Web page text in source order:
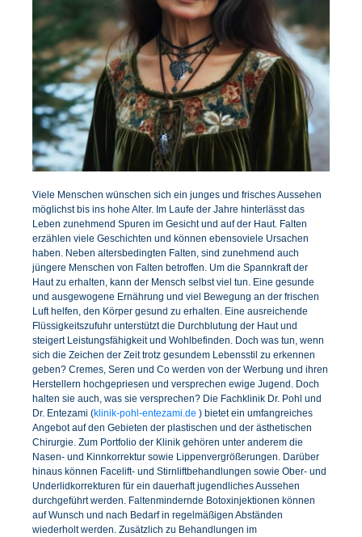
Viele Menschen wünschen sich ein junges und frisches Aussehen
möglichst bis ins hohe Alter. Im Laufe der Jahre hinterlässt das
Leben zunehmend Spuren im Gesicht und auf der Haut. Falten
erzählen viele Geschichten und können ebensoviele Ursachen
haben. Neben altersbedingten Falten, sind zunehmend auch
jüngere Menschen von Falten betroffen. Um die Spannkraft der
Haut zu erhalten, kann der Mensch selbst viel tun. Eine gesunde
und ausgewogene Ernährung und viel Bewegung an der frischen
Luft helfen, den Körper gesund zu erhalten. Eine ausreichende
Flüssigkeitszufuhr unterstützt die Durchblutung der Haut und
steigert Leistungsfähigkeit und Wohlbefinden. Doch was tun, wenn
sich die Zeichen der Zeit trotz gesundem Lebensstil zu erkennen
geben? Cremes, Seren und Co werden von der Werbung und ihren
Herstellern hochgepriesen und versprechen ewige Jugend. Doch
halten sie auch, was sie versprechen? Die Fachklinik Dr. Pohl und
Dr. Entezami (klinik-pohl-entezami.de ) bietet ein umfangreiches
Angebot auf den Gebieten der plastischen und der ästhetischen
Chirurgie. Zum Portfolio der Klinik gehören unter anderem die
Nasen- und Kinnkorrektur sowie Lippenvergrößerungen. Darüber
hinaus können Facelift- und Stirnliftbehandlungen sowie Ober- und
Underlidkorrekturen für ein dauerhaft jugendliches Aussehen
durchgeführt werden. Faltenmindernde Botoxinjektionen können
auf Wunsch und nach Bedarf in regelmäßigen Abständen
wiederholt werden. Zusätzlich zu Behandlungen im